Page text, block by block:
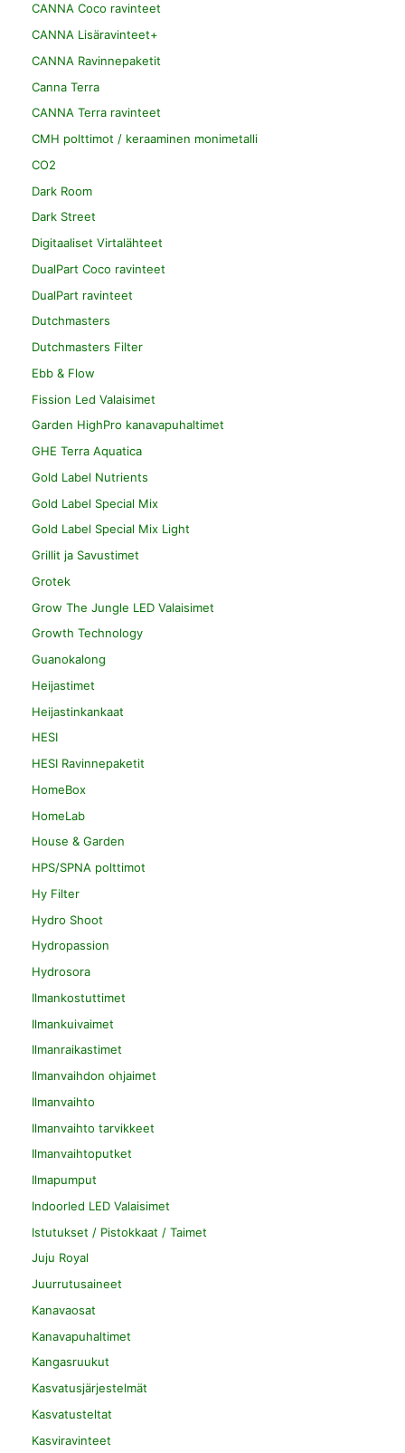
CANNA Coco ravinteet
CANNA Lisäravinteet+
CANNA Ravinnepaketit
Canna Terra
CANNA Terra ravinteet
CMH polttimot / keraaminen monimetalli
CO2
Dark Room
Dark Street
Digitaaliset Virtalähteet
DualPart Coco ravinteet
DualPart ravinteet
Dutchmasters
Dutchmasters Filter
Ebb & Flow
Fission Led Valaisimet
Garden HighPro kanavapuhaltimet
GHE Terra Aquatica
Gold Label Nutrients
Gold Label Special Mix
Gold Label Special Mix Light
Grillit ja Savustimet
Grotek
Grow The Jungle LED Valaisimet
Growth Technology
Guanokalong
Heijastimet
Heijastinkankaat
HESI
HESI Ravinnepaketit
HomeBox
HomeLab
House & Garden
HPS/SPNA polttimot
Hy Filter
Hydro Shoot
Hydropassion
Hydrosora
Ilmankostuttimet
Ilmankuivaimet
Ilmanraikastimet
Ilmanvaihdon ohjaimet
Ilmanvaihto
Ilmanvaihto tarvikkeet
Ilmanvaihtoputket
Ilmapumput
Indoorled LED Valaisimet
Istutukset / Pistokkaat / Taimet
Juju Royal
Juurrutusaineet
Kanavaosat
Kanavapuhaltimet
Kangasruukut
Kasvatusjärjestelmät
Kasvatusteltat
Kasviravinteet